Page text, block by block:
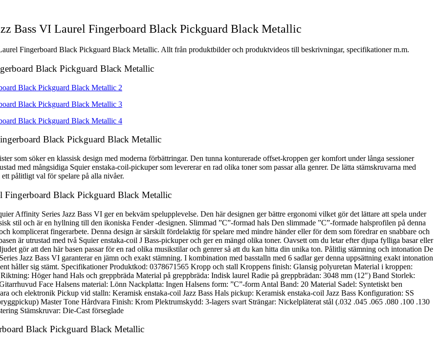
Bass VI Laurel Fingerboard Black Pickguard Black Metallic
Fingerboard Black Pickguard Black Metallic. Allt från produktbilder och produktvideos till beskrivningar, specifikationer m.m.
Black Pickguard Black Metallic
Black Pickguard Black Metallic
som söker en klassisk design med moderna förbättringar. Den tunna konturerade offset-kroppen ger komfort under långa sessioner
med mångsidiga Squier enstaka-coil-pickuper som levererar en rad olika toner som passar alla genrer. De lätta stämskruvarna med
pålitligt val för spelare på alla nivåer.
Fingerboard Black Pickguard Black Metallic
Affinity Series Jazz Bass VI ger en bekväm spelupplevelse. Den här designen ger bättre ergonomi vilket gör det lättare att spela under
stil och är en hyllning till den ikoniska Fender -designen. Slimmad ”C”-formad hals Den slimmade ”C”-formade halsprofilen på denna
komplicerat fingerarbete. Denna design är särskilt fördelaktig för spelare med mindre händer eller för dem som föredrar en snabbare och
är utrustad med två Squier enstaka-coil J Bass-pickuper och ger en mängd olika toner. Oavsett om du letar efter djupa fylliga basar eller
gör att den här basen passar för en rad olika musikstilar och genrer så att du kan hitta din unika ton. Pålitlig stämning och intonation De
Jazz Bass VI garanterar en jämn och exakt stämning. I kombination med basstalln med 6 sadlar ger denna uppsättning exakt intonation
håller sig stämt. Specifikationer Produktkod: 0378671565 Kropp och stall Kroppens finish: Glansig polyuretan Material i kroppen:
Höger hand Hals och greppbräda Material på greppbräda: Indisk laurel Radie på greppbrädan: 3048 mm (12″) Band Storlek:
Face Halsens material: Lönn Nackplatta: Ingen Halsens form: ”C”-form Antal Band: 20 Material Sadel: Syntetiskt ben
och elektronik Pickup vid stalln: Keramisk enstaka-coil Jazz Bass Hals pickup: Keramisk enstaka-coil Jazz Bass Konfiguration: SS
Master Tone Hårdvara Finish: Krom Plektrumskydd: 3-lagers svart Strängar: Nickelpläterat stål (.032 .045 .065 .080 .100 .130
Stämskruvar: Die-Cast förseglade
Black Pickguard Black Metallic